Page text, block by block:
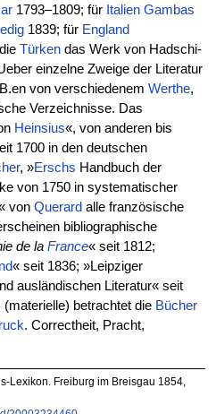
1793–1809; für Italien Gambas
1839; für England
Türkendas Werk von Hadschi-
einzelne Zweige der Literatur
von verschiedenem Werthe,
Verzeichnisse. Das
Heinsius«, von anderen bis
1700 in den deutschen
, »Erschs Handbuch der
von 1750 in systematischer
von Querard alle französische
bibliographische
de la France« seit 1812;
« seit 1836; »Leipziger
ausländischen Literatur« seit
(materielle) betrachtet die Bücher
. Correctheit, Pracht,
Lexikon. Freiburg im Breisgau 1854,